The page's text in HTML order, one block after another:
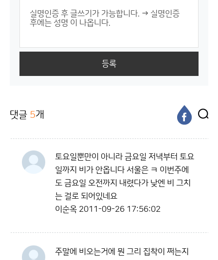
등록
댓글 5개
토요일뿐만이 아니라 금요일 저녁부터 토요
일까지 비가 안옵니다 서울은 ㅋ 이번주에
도 금요일 오전까지 내렸다가 낮엔 비 그치
는 걸로 되어있네요
이순옥 2011-09-26 17:56:02
주말에 비오는거에 뭔 그리 집착이 쩌는지